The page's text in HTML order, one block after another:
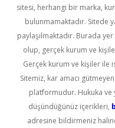
sitesi, herhangi bir marka,
bulunmamaktadır. Sitede
paylaşılmaktadır. Burada
olup, gerçek kurum ve
Gerçek kurum ve kişiler
Sitemiz, kar amacı
platformudur. Hukuka ve
düşündüğünüz içerikleri,
adresine bildirmeniz